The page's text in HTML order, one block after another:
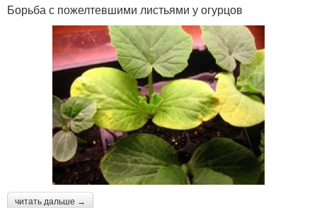
Борьба с пожелтевшими листьями у огурцов
читать дальше →